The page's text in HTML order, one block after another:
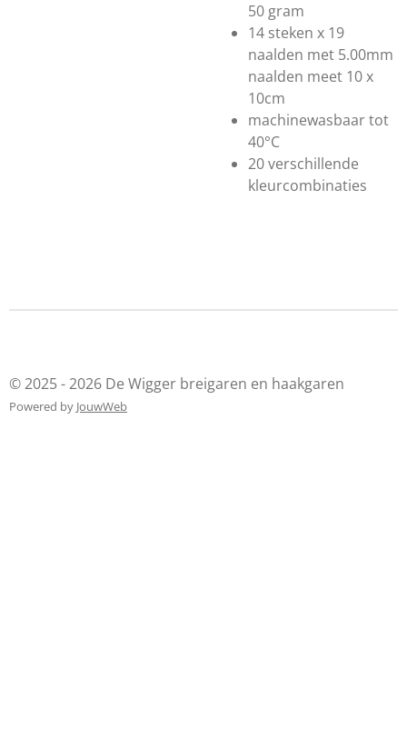
50 gram
14 steken x 19
naalden met 5.00mm
naalden meet 10 x
10cm
machinewasbaar tot
40°C
20 verschillende
kleurcombinaties
© 2025 - 2026 De Wigger breigaren en haakgaren
Powered by JouwWeb